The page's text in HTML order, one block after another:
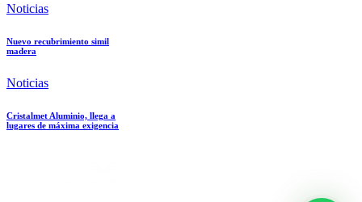
Noticias
Nuevo recubrimiento simil
madera
Noticias
Cristalmet Aluminio, llega a
lugares de máxima exigencia